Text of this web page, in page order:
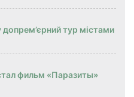
тур містами
фильм «Паразиты»